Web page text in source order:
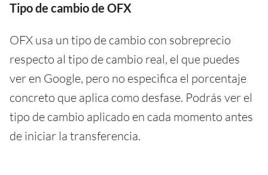
Tipo de cambio de OFX
OFX usa un tipo de cambio con sobreprecio
respecto al tipo de cambio real, el que puedes
ver en Google, pero no especifica el porcentaje
concreto que aplica como desfase. Podrás ver el
tipo de cambio aplicado en cada momento antes
de iniciar la transferencia.